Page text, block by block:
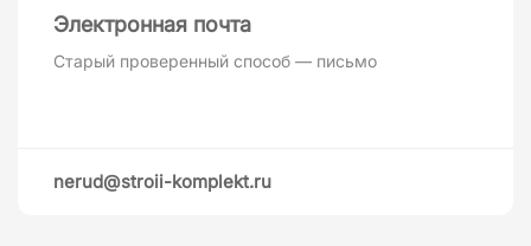
Электронная почта
Старый проверенный способ — письмо
nerud@stroii-komplekt.ru